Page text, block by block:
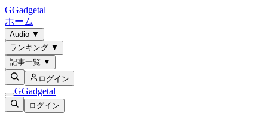
GGadgetal
ホーム
Audio ▼
ランキング ▼
記事一覧 ▼
ログイン
GGadgetal
ログイン